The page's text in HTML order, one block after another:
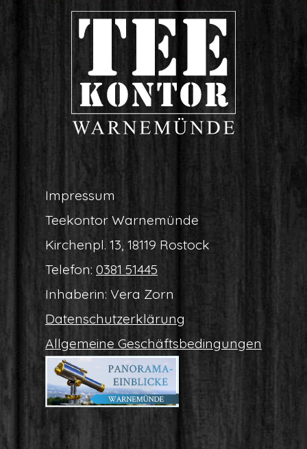
Impres­sum
Tee­kon­tor Warnemünde
Kir­chen­pl. 13, 18119 Rostock
Tele­fon: 0381 51445
Inha­be­rin: Vera Zorn
Daten­schutz­er­klä­rung
All­ge­mei­ne Geschäftsbedingungen